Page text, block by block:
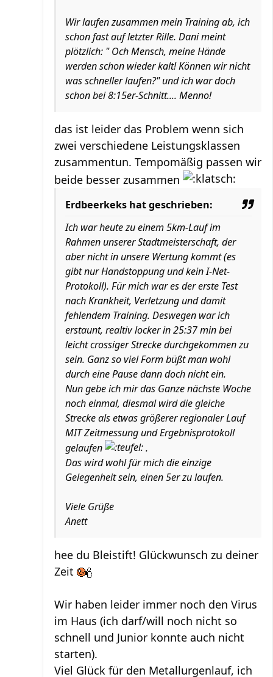
Wir laufen zusammen mein Training ab, ich
schon fast auf letzter Rille. Dani meint
plötzlich: " Och Mensch, meine Hände
werden schon wieder kalt! Können wir nicht
was schneller laufen?" und ich war doch
schon bei 8:15er-Schnitt.... Menno!
das ist leider das Problem wenn sich
zwei verschiedene Leistungsklassen
zusammentun. Tempomäßig passen wir
beide besser zusammen
Erdbeerkeks hat geschrieben:
Ich war heute zu einem 5km-Lauf im
Rahmen unserer Stadtmeisterschaft, der
aber nicht in unsere Wertung kommt (es
gibt nur Handstoppung und kein I-Net-
Protokoll). Für mich war es der erste Test
nach Krankheit, Verletzung und damit
fehlendem Training. Deswegen war ich
erstaunt, realtiv locker in 25:37 min bei
leicht crossiger Strecke durchgekommen zu
sein. Ganz so viel Form büßt man wohl
durch eine Pause dann doch nicht ein.
Nun gebe ich mir das Ganze nächste Woche
noch einmal, diesmal wird die gleiche
Strecke als etwas größerer regionaler Lauf
MIT Zeitmessung und Ergebnisprotokoll
gelaufen
.
Das wird wohl für mich die einzige
Gelegenheit sein, einen 5er zu laufen.
Viele Grüße
Anett
hee du Bleistift! Glückwunsch zu deiner
Zeit
Wir haben leider immer noch den Virus
im Haus (ich darf/will noch nicht so
schnell und Junior konnte auch nicht
starten).
Viel Glück für den Metallurgenlauf, ich